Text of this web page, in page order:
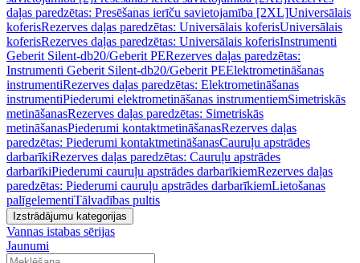
daļas paredzētas: Presēšanas ierīču savietojamība [2XL]Universālais
koferisRezerves daļas paredzētas: Universālais koferisUniversālais
koferisRezerves daļas paredzētas: Universālais koferisInstrumenti
Geberit Silent-db20/Geberit PERezerves daļas paredzētas:
Instrumenti Geberit Silent-db20/Geberit PEElektrometināšanas
instrumentiRezerves daļas paredzētas: Elektrometināšanas
instrumentiPiederumi elektrometināšanas instrumentiemSimetriskās
metināšanasRezerves daļas paredzētas: Simetriskās
metināšanasPiederumi kontaktmetināšanasRezerves daļas
paredzētas: Piederumi kontaktmetināšanasCauruļu apstrādes
darbarīkiRezerves daļas paredzētas: Cauruļu apstrādes
darbarīkiPiederumi cauruļu apstrādes darbarīkiemRezerves daļas
paredzētas: Piederumi cauruļu apstrādes darbarīkiemLietošanas
palīgelementiTālvadības pultis
Izstrādājumu kategorijas
Vannas istabas sērijas
Jaunumi